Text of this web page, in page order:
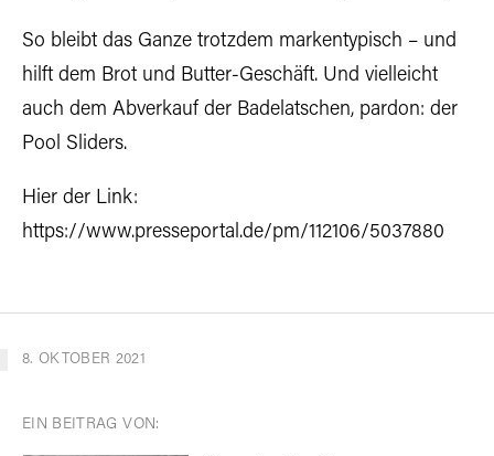
So bleibt das Ganze trotzdem markentypisch – und
hilft dem Brot und Butter-Geschäft. Und vielleicht
auch dem Abverkauf der Badelatschen, pardon: der
Pool Sliders.
Hier der Link:
https://www.presseportal.de/pm/112106/5037880
8. OKTOBER 2021
EIN BEITRAG VON: